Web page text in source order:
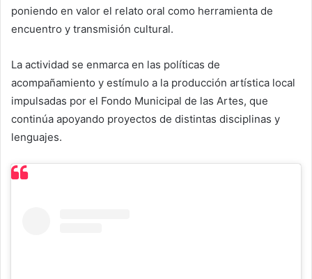
poniendo en valor el relato oral como herramienta de
encuentro y transmisión cultural.
La actividad se enmarca en las políticas de
acompañamiento y estímulo a la producción artística local
impulsadas por el Fondo Municipal de las Artes, que
continúa apoyando proyectos de distintas disciplinas y
lenguajes.